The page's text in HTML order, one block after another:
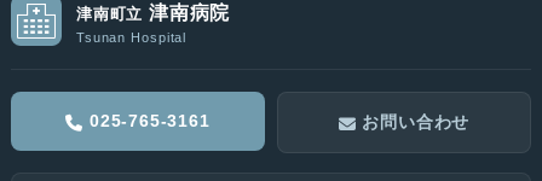
津南町立 津南病院
Tsunan Hospital
025-765-3161 お問い合わせ